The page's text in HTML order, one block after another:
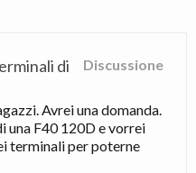
Discussione
di
Avrei una domanda.
una F40 120D e vorrei
terminali per poterne